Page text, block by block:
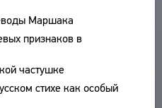
Маршака
признаков в
частушке
стихе как особый